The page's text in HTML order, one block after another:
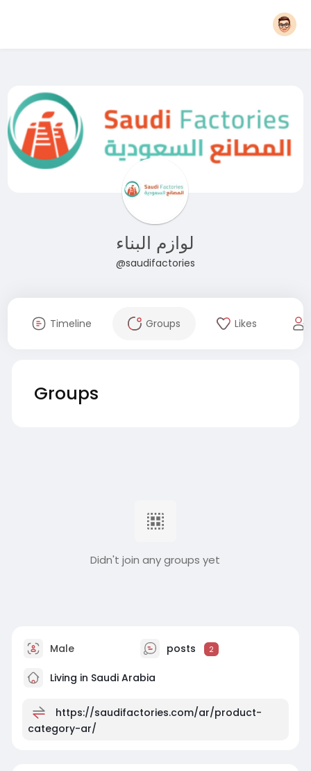
لوازم البناء
@saudifactories
Timeline Groups Likes
Groups
Didn't join any groups yet
Male posts 2
Living in Saudi Arabia
https://saudifactories.com/ar/product-
category-ar/